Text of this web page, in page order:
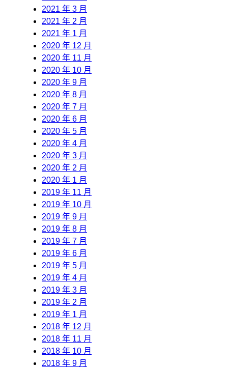
2021 年 3 月
2021 年 2 月
2021 年 1 月
2020 年 12 月
2020 年 11 月
2020 年 10 月
2020 年 9 月
2020 年 8 月
2020 年 7 月
2020 年 6 月
2020 年 5 月
2020 年 4 月
2020 年 3 月
2020 年 2 月
2020 年 1 月
2019 年 11 月
2019 年 10 月
2019 年 9 月
2019 年 8 月
2019 年 7 月
2019 年 6 月
2019 年 5 月
2019 年 4 月
2019 年 3 月
2019 年 2 月
2019 年 1 月
2018 年 12 月
2018 年 11 月
2018 年 10 月
2018 年 9 月